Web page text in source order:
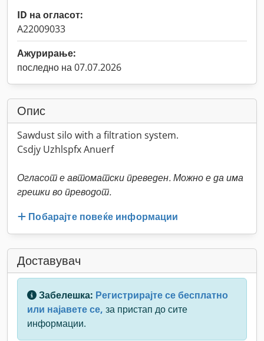
ID на огласот:
A22009033
Ажурирање:
последно на 07.07.2026
Опис
Sawdust silo with a filtration system.
Csdjy Uzhlspfx Anuerf
Огласот е автоматски преведен. Можно е да има
грешки во преводот.
Побарајте повеќе информации
Доставувач
Забелешка: Регистрирајте се бесплатно
или најавете се, за пристап до сите
информации.